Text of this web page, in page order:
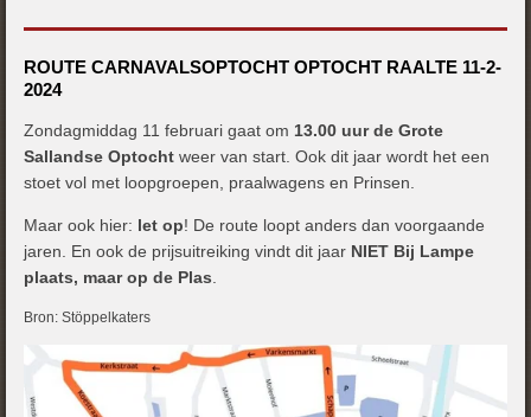
ROUTE CARNAVALSOPTOCHT OPTOCHT RAALTE 11-2-
2024
Zondagmiddag 11 februari gaat om 13.00 uur de Grote
Sallandse Optocht weer van start. Ook dit jaar wordt het een
stoet vol met loopgroepen, praalwagens en Prinsen.
Maar ook hier: let op! De route loopt anders dan voorgaande
jaren. En ook de prijsuitreiking vindt dit jaar NIET Bij Lampe
plaats, maar op de Plas
Bron: Stöppelkaters